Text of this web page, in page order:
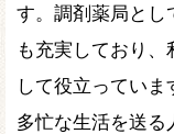
す。調剤薬局とし
も充実しており
して役立っていま
多忙な生活を送る